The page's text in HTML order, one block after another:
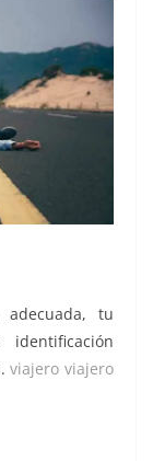
tu
viajero viajero